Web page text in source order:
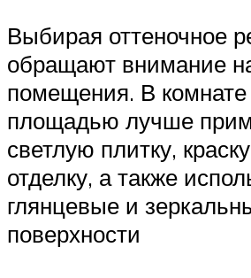
Выбирая оттеночное
обращают внимание
помещения. В
площадью лучше
светлую плитку,
отделку, а также
глянцевые и
поверхности